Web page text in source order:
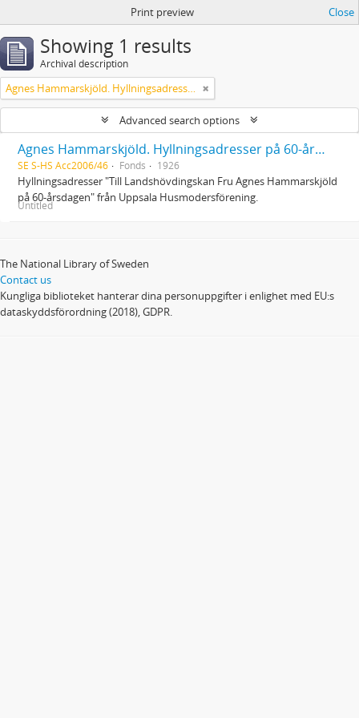
Print preview Close
Showing 1 results
Archival description
Agnes Hammarskjöld. Hyllningsadresser på 60-årsdagen
Advanced search options
Agnes Hammarskjöld. Hyllningsadresser på 60-årsdagen
SE S-HS Acc2006/46 Fonds 1926
Hyllningsadresser "Till Landshövdingskan Fru Agnes Hammarskjöld
på 60-årsdagen" från Uppsala Husmodersförening.
Untitled
The National Library of Sweden
Contact us
Kungliga biblioteket hanterar dina personuppgifter i enlighet med EU:s
dataskyddsförordning (2018), GDPR.